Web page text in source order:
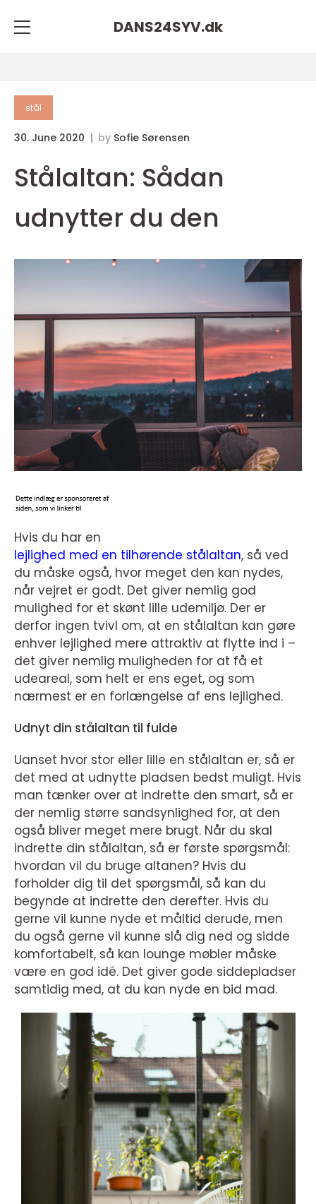
DANS24SYV.dk
stål
30. June 2020 by Sofie Sørensen
Stålaltan: Sådan
udnytter du den
Hvis du har en
lejlighed med en tilhørende stålaltan, så ved
du måske også, hvor meget den kan nydes,
når vejret er godt. Det giver nemlig god
mulighed for et skønt lille udemiljø. Der er
derfor ingen tvivl om, at en stålaltan kan gøre
enhver lejlighed mere attraktiv at flytte ind i –
det giver nemlig muligheden for at få et
udeareal, som helt er ens eget, og som
nærmest er en forlængelse af ens lejlighed.
Udnyt din stålaltan til fulde
Uanset hvor stor eller lille en stålaltan er, så er
det med at udnytte pladsen bedst muligt. Hvis
man tænker over at indrette den smart, så er
der nemlig større sandsynlighed for, at den
også bliver meget mere brugt. Når du skal
indrette din stålaltan, så er første spørgsmål:
hvordan vil du bruge altanen? Hvis du
forholder dig til det spørgsmål, så kan du
begynde at indrette den derefter. Hvis du
gerne vil kunne nyde et måltid derude, men
du også gerne vil kunne slå dig ned og sidde
komfortabelt, så kan lounge møbler måske
være en god idé. Det giver gode siddepladser
samtidig med, at du kan nyde en bid mad.